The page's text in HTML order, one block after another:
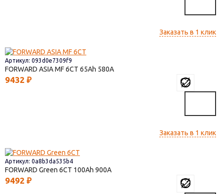
Заказать в 1 клик
Артикул: 093d0e7309f9
FORWARD ASIA MF 6СТ 65 580
9432 ₽
Заказать в 1 клик
Артикул: 0a8b3da535b4
FORWARD Green 6СТ 100 900
9492 ₽